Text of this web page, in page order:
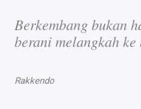
Berkembang bukan
berani melangkah ke
Rakkendo